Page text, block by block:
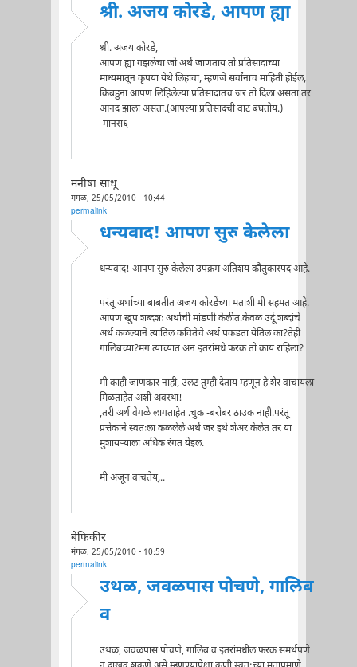
श्री. अजय कोरडे, आपण ह्या
श्री. अजय कोरडे,
आपण ह्या गझलेचा जो अर्थ जाणताय तो प्रतिसादाच्या
माध्यमातून कृपया येथे लिहावा, म्हणजे सर्वांनाच माहिती होईल,
किंबहुना आपण लिहिलेल्या प्रतिसादातच जर तो दिला असता तर
आनंद झाला असता.(आपल्या प्रतिसादची वाट बघतोय.)
-मानस६
मनीषा साधू
मंगळ, 25/05/2010 - 10:44
permalink
धन्यवाद! आपण सुरु केलेला
धन्यवाद! आपण सुरु केलेला उपक्रम अतिशय कौतुकास्पद आहे.
परंतू अर्थाच्या बाबतीत अजय कोरडेंच्या मताशी मी सहमत आहे.
आपण खुप शब्दशः अर्थाची मांडणी केलीत.केवळ उर्दू शब्दांचे
अर्थ कळल्याने त्यातिल कवितेचे अर्थ पकडता येतिल का?तेही
गालिबच्या?मग त्याच्यात अन इतरांमधे फरक तो काय राहिला?
मी काही जाणकार नाही, उलट तुम्ही देताय म्हणून हे शेर वाचायला
मिळताहेत अशी अवस्था!
,तरी अर्थ वेगळे लागताहेत .चुक -बरोबर ठाउक नाही.परंतू
प्रत्तेकाने स्वतःला कळलेले अर्थ जर इथे शेअर केलेत तर या
मुशायर्‍याला अधिक रंगत येइल.
मी अजून वाचतेय्...
बेफिकीर
मंगळ, 25/05/2010 - 10:59
permalink
उथळ, जवळपास पोचणे, गालिब
व
उथळ, जवळपास पोचणे, गालिब व इतरांमधील फरक समर्थपणे